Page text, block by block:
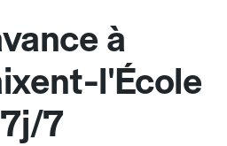
à
l'École
7